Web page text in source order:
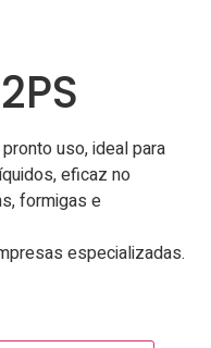
uso, ideal para
eficaz no
formigas e
especializadas.